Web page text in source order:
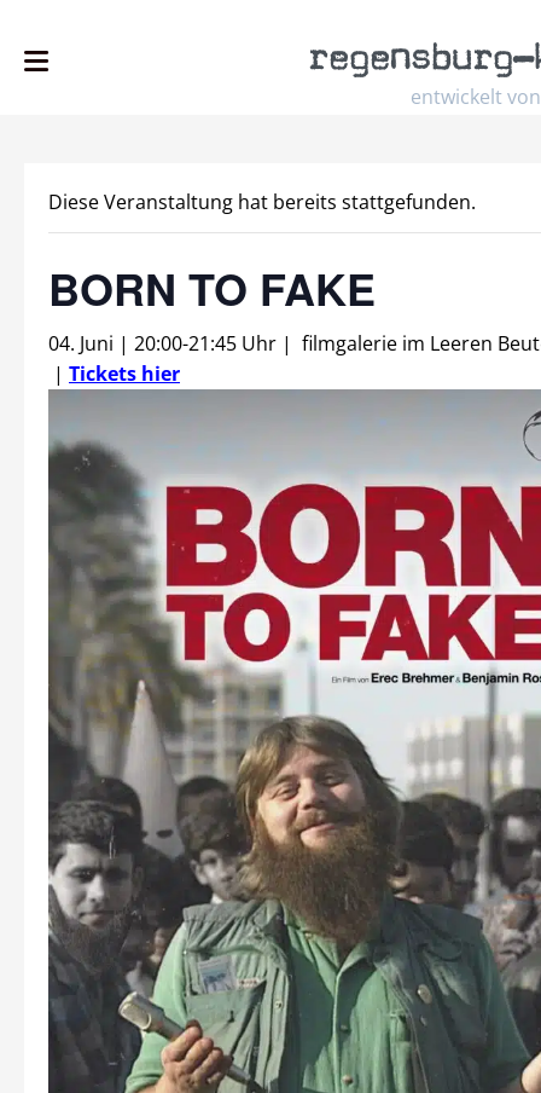
entwickelt von
regensburg–
Diese Veranstaltung hat bereits stattgefunden.
BORN TO FAKE
04. Juni | 20:00-21:45 Uhr | filmgalerie im Leeren
| Tickets hier